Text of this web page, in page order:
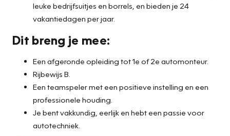
leuke bedrijfsuitjes en borrels, en bieden je 24
vakantiedagen per jaar.
Dit breng je mee:
Een afgeronde opleiding tot 1e of 2e automonteur.
Rijbewijs B.
Een teamspeler met een positieve instelling en een
professionele houding.
Je bent vakkundig, eerlijk en hebt een passie voor
autotechniek.